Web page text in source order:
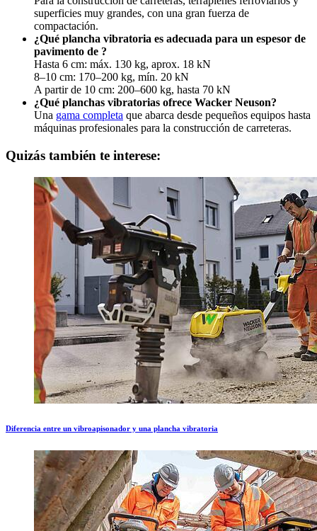
superficies muy grandes, con una gran fuerza de
compactación.
¿Qué plancha vibratoria es adecuada para un espesor de
pavimento de ?
Hasta 6 cm: máx. 130 kg, aprox. 18 kN
8–10 cm: 170–200 kg, mín. 20 kN
A partir de 10 cm: 200–600 kg, hasta 70 kN
¿Qué planchas vibratorias ofrece Wacker Neuson?
Una gama completa que abarca desde pequeños equipos hasta
máquinas profesionales para la construcción de carreteras.
Quizás también te interese:
Diferencia entre un vibroapisonador y una plancha vibratoria